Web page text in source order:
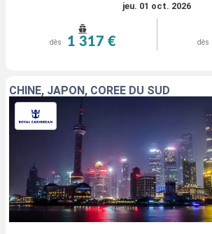
jeu. 01 oct. 2026
dès 1 317 € dès
CHINE, JAPON, CORÉE DU SUD